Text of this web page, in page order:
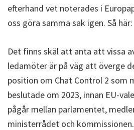
efterhand vet noterades i
oss göra samma sak igen. Så här:
Det finns skäl att anta att vissa
ledamöter är på väg att överge
position om Chat Control 2 som
beslutade om 2023, innan EU-
pågår mellan parlamentet,
ministerrådet och kommissionen.